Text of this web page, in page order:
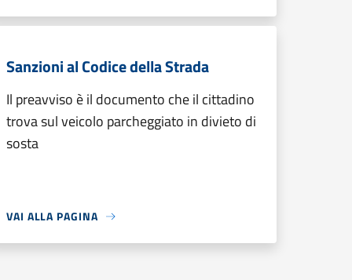
Sanzioni al Codice della Strada
Il preavviso è il documento che il cittadino
trova sul veicolo parcheggiato in divieto di
sosta
VAI ALLA PAGINA